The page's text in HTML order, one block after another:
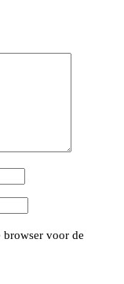
browser voor de